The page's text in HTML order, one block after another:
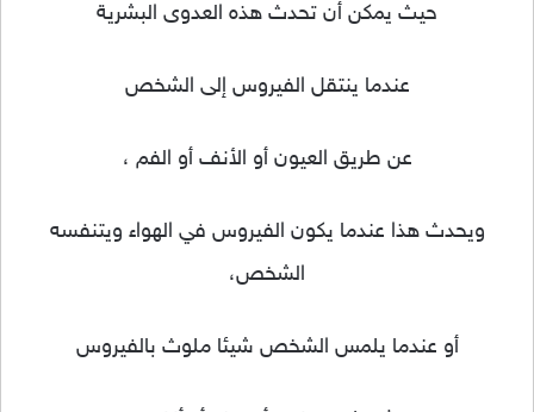
حيث يمكن أن تحدث هذه العدوى البشرية
عندما ينتقل الفيروس إلى الشخص
عن طريق العيون أو الأنف أو الفم ،
ويحدث هذا عندما يكون الفيروس في الهواء ويتنفسه
الشخص،
أو عندما يلمس الشخص شيئا ملوث بالفيروس